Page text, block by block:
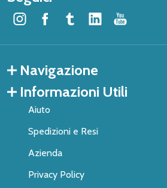
Navigazione
Informazioni Utili
Aiuto
Spedizioni e Resi
Azienda
Privacy Policy